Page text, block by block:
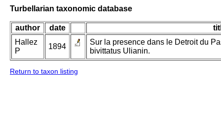
Turbellarian taxonomic database
author date
Hallez
P
1894
Sur la presence dans le Detroit du
bivittatus Ulianin.
Return to taxon listing